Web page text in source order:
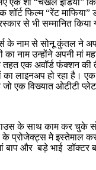
फिल्म “रेंट
से भी सम्मानित किया
के नाम से सोनू कुंतल ने
नाम उन्होंने अपनी मां
एक अवॉर्ड फंक्शन की
लाइनअप हो रहा है। एक
एक विख्यात ओटीटी
के साथ काम कर चुके
के प्रोजेक्ट्स मेे इस्तेमाल
बाप और बड़े भाई डॉक्टर